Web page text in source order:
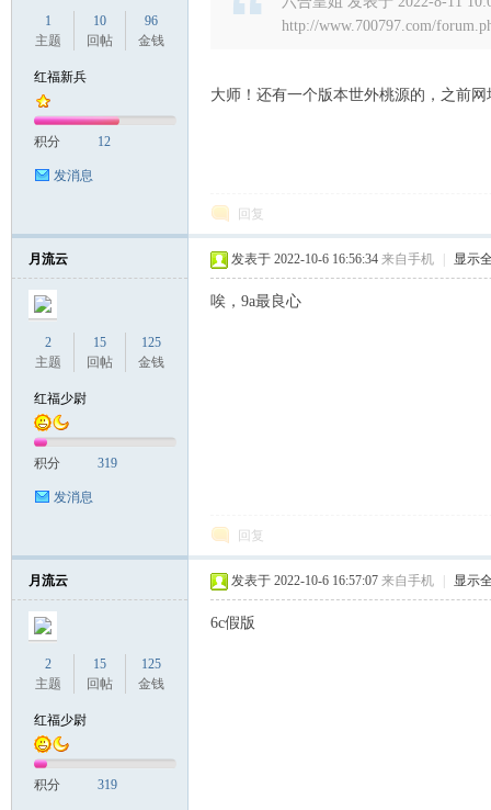
1
主题
10
回帖
96
金钱
红福新兵
积分 12
发消息
http://www.700797.com/
大师！还有一个版本世外桃源的，之前网
回复
月流云
2
主题
15
回帖
125
金钱
红福少尉
积分 319
发消息
发表于 2022-10-6 16:56:34 来自手机 显示
唉，9a最良心
回复
月流云
2
主题
15
回帖
125
金钱
红福少尉
积分 319
发表于 2022-10-6 16:57:07 来自手机 显示
6c假版